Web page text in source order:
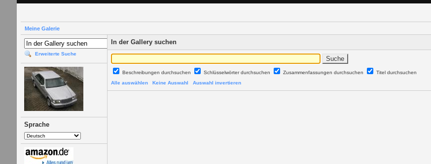
Meine Galerie
Erweiterte Suche
Sprache
In der Gallery suchen
Beschreibungen durchsuchen Schlüsselwörter durchsuchen Zusammenfassungen durchsuchen
Titel durchsuchen
Alle auswählen
Keine Auswahl Auswahl invertieren